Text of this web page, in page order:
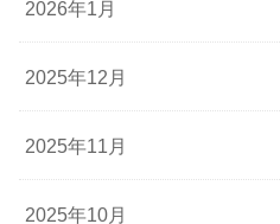
2026年1月
2025年12月
2025年11月
2025年10月